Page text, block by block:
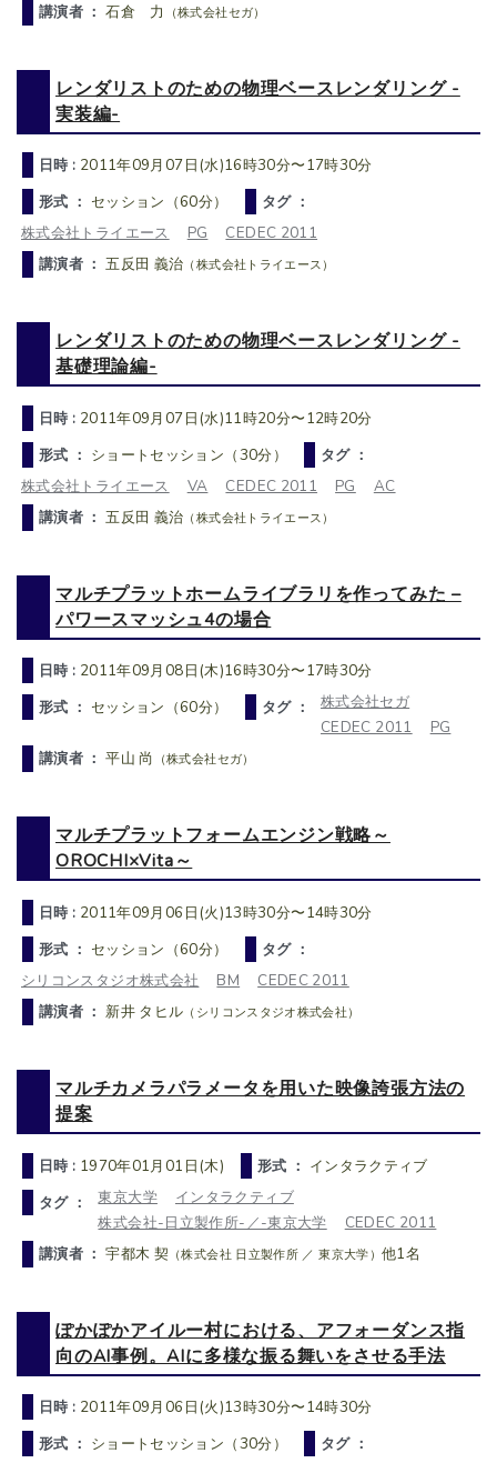
講演者 ：石倉 力 （株式会社セガ）
レンダリストのための物理ベースレンダリング -
実装編-
日時 : 2011年09月07日(水)16時30分〜17時30分
形式 ： セッション（60分）
タグ ：
株式会社トライエース
PG
CEDEC 2011
講演者 ：五反田 義治 （株式会社トライエース）
レンダリストのための物理ベースレンダリング -
基礎理論編-
日時 : 2011年09月07日(水)11時20分〜12時20分
形式 ： ショートセッション（30分）
タグ ：
株式会社トライエース
VA CEDEC 2011 PG
AC
講演者 ：五反田 義治 （株式会社トライエース）
マルチプラットホームライブラリを作ってみた –
パワースマッシュ4の場合
日時 : 2011年09月08日(木)16時30分〜17時30分
形式 ： セッション（60分） タグ ：
株式会社セガ
CEDEC 2011
PG
講演者 ：平山 尚 （株式会社セガ）
マルチプラットフォームエンジン戦略～
OROCHI×Vita～
日時 : 2011年09月06日(火)13時30分〜14時30分
形式 ： セッション（60分）
タグ ：
シリコンスタジオ株式会社
BM
CEDEC 2011
講演者 ：新井 タヒル （シリコンスタジオ株式会社）
マルチカメラパラメータを用いた映像誇張方法の
提案
日時 : 1970年01月01日(木) 形式 ： インタラクティブ
タグ ：
東京大学
インタラクティブ
株式会社-日立製作所-／-東京大学
CEDEC 2011
講演者 ：宇都木 契 （株式会社 日立製作所 ／ 東京大学）他1名
ぽかぽかアイルー村における、アフォーダンス指
向のAI事例。AIに多様な振る舞いをさせる手法
日時 : 2011年09月06日(火)13時30分〜14時30分
形式 ： ショートセッション（30分）
タグ ：